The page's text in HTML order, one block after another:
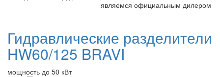
являемся официальным дилером
Гидравлические разделители
HW60/125 BRAVI
мощность до 50 кВт